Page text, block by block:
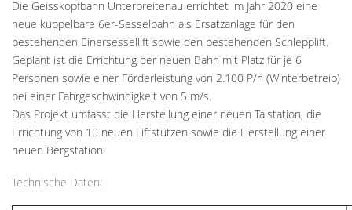
Die Geisskopfbahn Unterbreitenau errichtet im Jahr 2020 eine
neue kuppelbare 6er-Sesselbahn als Ersatzanlage für den
bestehenden Einersessellift sowie den bestehenden Schlepplift.
Geplant ist die Errichtung der neuen Bahn mit Platz für je 6
Personen sowie einer Förderleistung von 2.100 P/h (Winterbetreib)
bei einer Fahrgeschwindigkeit von 5 m/s.
Das Projekt umfasst die Herstellung einer neuen Talstation, die
Errichtung von 10 neuen Liftstützen sowie die Herstellung einer
neuen Bergstation.
Technische Daten: